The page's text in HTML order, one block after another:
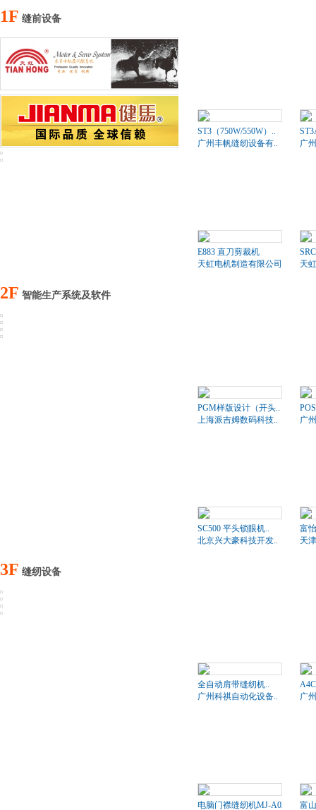
1F 缝前设备
ST3（750W/550W）..
广州丰帆缝纫设备有..
广
E883 直刀剪裁机
天虹电机制造有限公司
天
2F 智能生产系统及软件
PGM样版设计（开头..
上海派吉姆数码科技..
广
SC500 平头锁眼机..
北京兴大豪科技开发..
富
天
3F 缝纫设备
全自动肩带缝纫机..
广州科祺自动化设备..
广
电脑门襟缝纫机MJ-A02 富